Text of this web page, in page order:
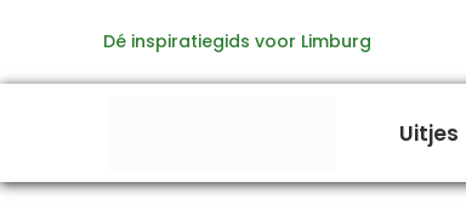
de
Dé inspiratiegids voor Limburg
Uitjes